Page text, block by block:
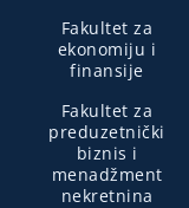
Fakultet za
ekonomiju i
finansije
Fakultet za
preduzetnički
biznis i
menadžment
nekretnina